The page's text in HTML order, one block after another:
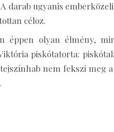
darab ugyanis
céloz.
éppen olyan élmény,
piskótatorta:
nem fekszi meg